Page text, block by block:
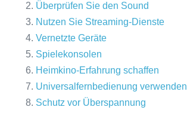
Überprüfen Sie den Sound
Nutzen Sie Streaming-Dienste
Vernetzte Geräte
Spielekonsolen
Heimkino-Erfahrung schaffen
Universalfernbedienung verwenden
Schutz vor Überspannung